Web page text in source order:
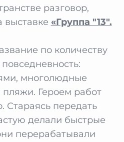
разговор,
выставке «Группа "13".
по количеству
многолюдные
Героем работ
Стараясь передать
делали быстрые
перерабатывали